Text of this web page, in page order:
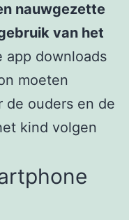
nauwgezette
van het
app downloads
moeten
de ouders en de
kind volgen